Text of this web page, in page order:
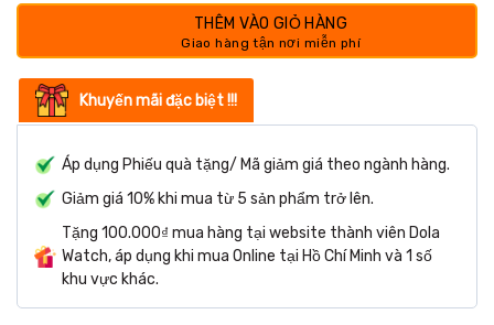
1.605 ₫.
THÊM VÀO GIỎ HÀNG
Khuyến mãi đặc biệt !!!
Áp dụng Phiếu quà tặng/ Mã giảm giá theo ngành hàng.
Giảm giá 10% khi mua từ 5 sản phẩm trở lên.
Tặng 100.000₫ mua hàng tại website thành viên Dola
Watch, áp dụng khi mua Online tại Hồ Chí Minh và 1 số
khu vực khác.